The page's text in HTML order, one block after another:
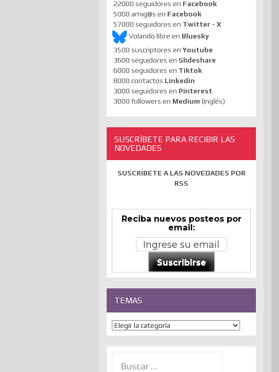
22000 seguidores en Facebook
5000 amig@s en Facebook
57000 seguidores en Twitter - X
Volando libre en Bluesky
3500 suscriptores en Youtube
3600 seguidores en Slideshare
6000 seguidores en Tiktok
8000 contactos Linkedin
3000 seguidores en Pinterest
3000 followers en Medium (inglés)
SUSCRÍBETE PARA RECIBIR LAS
NOVEDADES
SUSCRÍBETE A LAS NOVEDADES POR
RSS
Reciba nuevos posteos por
email:
Suscribirse
TEMAS
Temas